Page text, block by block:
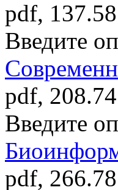
pdf,
Введите
pdf,
Введите
pdf,